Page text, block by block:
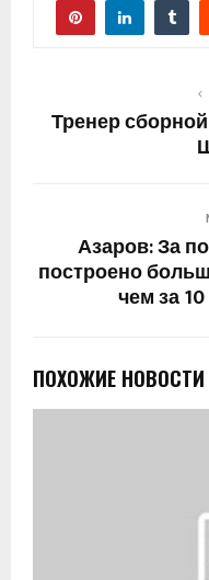
Тренер
Азаров: За
построено
чем за
ПОХОЖИЕ НОВОСТИ